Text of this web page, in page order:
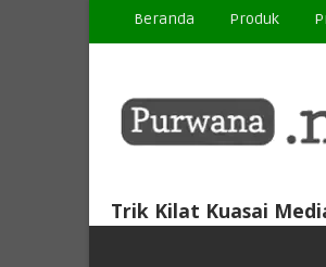
Beranda Produk
Trik Kilat Kuasai